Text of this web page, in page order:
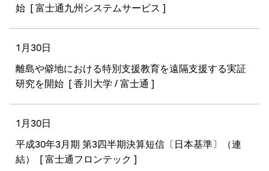
始
[ 富士通九州システムサービス ]
1月30日
離島や僻地における特別支援教育を遠隔支援する実証
研究を開始
[ 香川大学 / 富士通 ]
1月30日
平成30年3月期 第3四半期決算短信〔日本基準〕（連
結）
[ 富士通フロンテック ]